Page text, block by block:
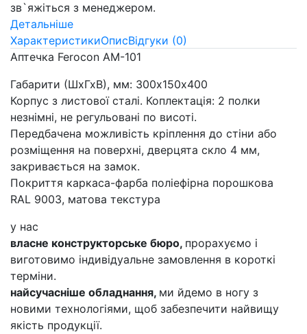
зв`яжіться з менеджером.
Детальніше
ХарактеристикиОписВідгуки (0)
Аптечка Ferocon АМ-101
Габарити (ШхГхВ), мм: 300х150х400
Корпус з листової сталі. Коплектація: 2 полки
незнімні, не регульовані по висоті.
Передбачена можливість кріплення до стіни або
розміщення на поверхні, дверцята скло 4 мм,
закривається на замок.
Покриття каркаса-фарба поліефірна порошкова
RAL 9003, матова текстура
у нас
власне конструкторське бюро, прорахуємо і
виготовимо індивідуальне замовлення в короткі
терміни.
найсучасніше обладнання, ми йдемо в ногу з
новими технологіями, щоб забезпечити найвищу
якість продукції.